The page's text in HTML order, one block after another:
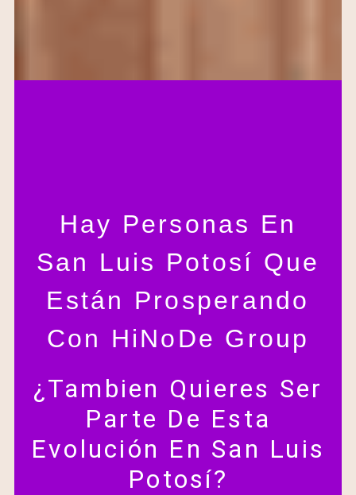
Hay Personas En
San Luis Potosí Que
Están Prosperando
Con HiNoDe Group
¿Tambien Quieres Ser
Parte De Esta
Evolución En San Luis
Potosí?